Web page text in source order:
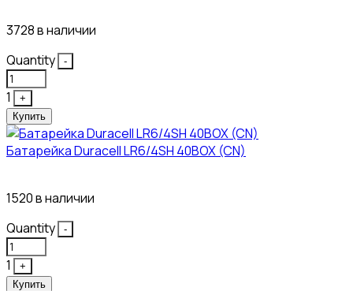
3728 в наличии
Quantity
-
1
+
Купить
Батарейка Duracell LR6/4SH 40BOX (CN)
1520 в наличии
Quantity
-
1
+
Купить